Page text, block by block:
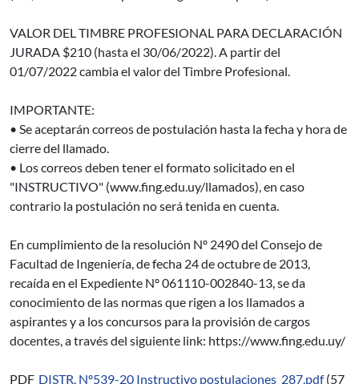
VALOR DEL TIMBRE PROFESIONAL PARA DECLARACIÓN
JURADA $210 (hasta el 30/06/2022). A partir del
01/07/2022 cambia el valor del Timbre Profesional.
IMPORTANTE:
• Se aceptarán correos de postulación hasta la fecha y hora de
cierre del llamado.
• Los correos deben tener el formato solicitado en el
"INSTRUCTIVO" (www.fing.edu.uy/llamados), en caso
contrario la postulación no será tenida en cuenta.
En cumplimiento de la resolución Nº 2490 del Consejo de
Facultad de Ingeniería, de fecha 24 de octubre de 2013,
recaída en el Expediente Nº 061110-002840-13, se da
conocimiento de las normas que rigen a los llamados a
aspirantes y a los concursos para la provisión de cargos
docentes, a través del siguiente link: https://www.fing.edu.uy/
PDF DISTR. Nº539-20 Instructivo postulaciones_287.pdf (57